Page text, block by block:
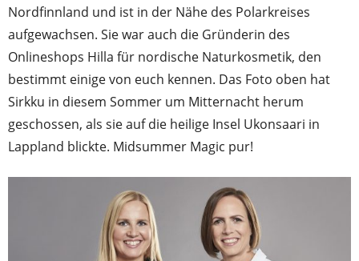
Nordfinnland und ist in der Nähe des Polarkreises
aufgewachsen. Sie war auch die Gründerin des
Onlineshops Hilla für nordische Naturkosmetik, den
bestimmt einige von euch kennen. Das Foto oben hat
Sirkku in diesem Sommer um Mitternacht herum
geschossen, als sie auf die heilige Insel Ukonsaari in
Lappland blickte. Midsummer Magic pur!